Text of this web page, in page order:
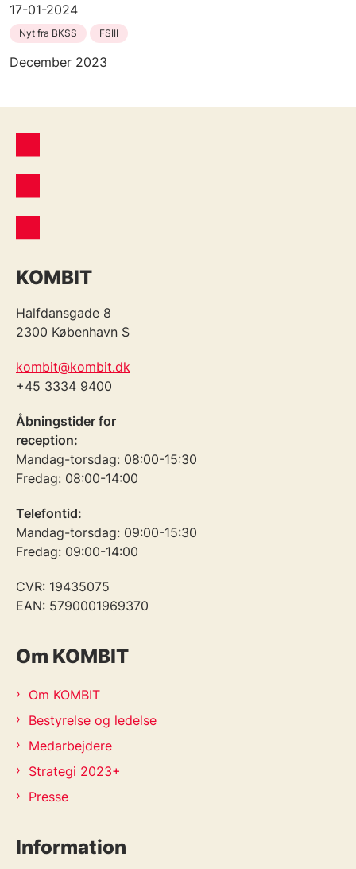
17-01-2024
Nyt fra BKSS FSIII
December 2023
KOMBIT
Halfdansgade 8
2300 København S
kombit@kombit.dk
+45 3334 9400
Åbningstider for
reception:
Mandag-torsdag: 08:00-15:30
Fredag: 08:00-14:00
Telefontid:
Mandag-torsdag: 09:00-15:30
Fredag: 09:00-14:00
CVR: 19435075
EAN: 5790001969370
Om KOMBIT
Om KOMBIT
Bestyrelse og ledelse
Medarbejdere
Strategi 2023+
Presse
Information